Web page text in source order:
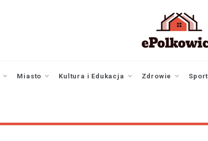
Polkowic
Miasto Kultura i Edukacja Zdrowie Sport